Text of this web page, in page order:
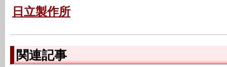
日立製作所
関連記事